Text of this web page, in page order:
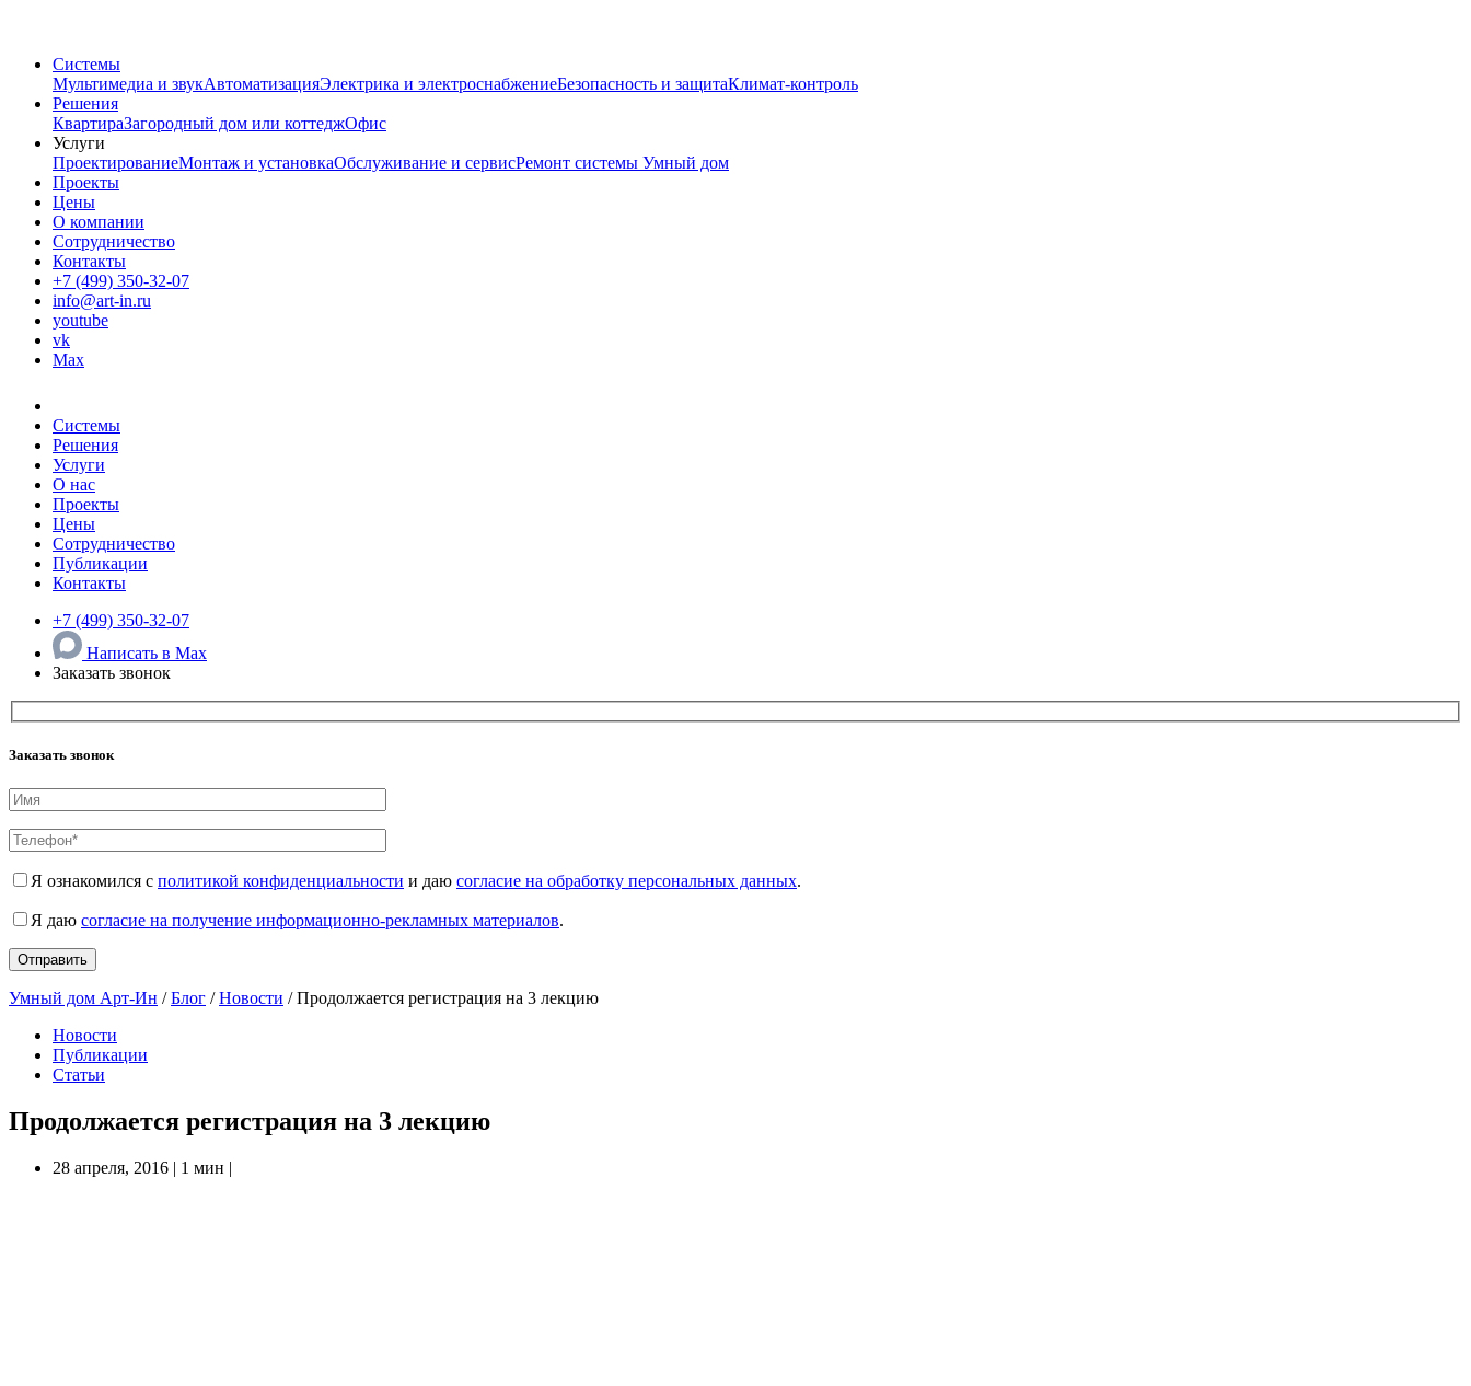
Системы
Мультимедиа и звукАвтоматизацияЭлектрика и электроснабжениеБезопасность и защитаКлимат-контроль
Решения
КвартираЗагородный дом или коттеджОфис
Услуги
ПроектированиеМонтаж и установкаОбслуживание и сервисРемонт системы Умный дом
Проекты
Цены
О компании
Сотрудничество
Контакты
+7 (499) 350-32-07
info@art-in.ru
youtube
vk
Max
Системы
Решения
Услуги
О нас
Проекты
Цены
Сотрудничество
Публикации
Контакты
+7 (499) 350-32-07
Написать в Max
Заказать звонок
Заказать звонок
Я ознакомился с политикой конфиденциальности и даю согласие на обработку персональных данных.
Я даю согласие на получение информационно-рекламных материалов.
Умный дом Арт-Ин /Блог /Новости /Продолжается регистрация на 3 лекцию
Новости
Публикации
Статьи
Продолжается регистрация на 3 лекцию
28 апреля, 2016 | 1 мин |